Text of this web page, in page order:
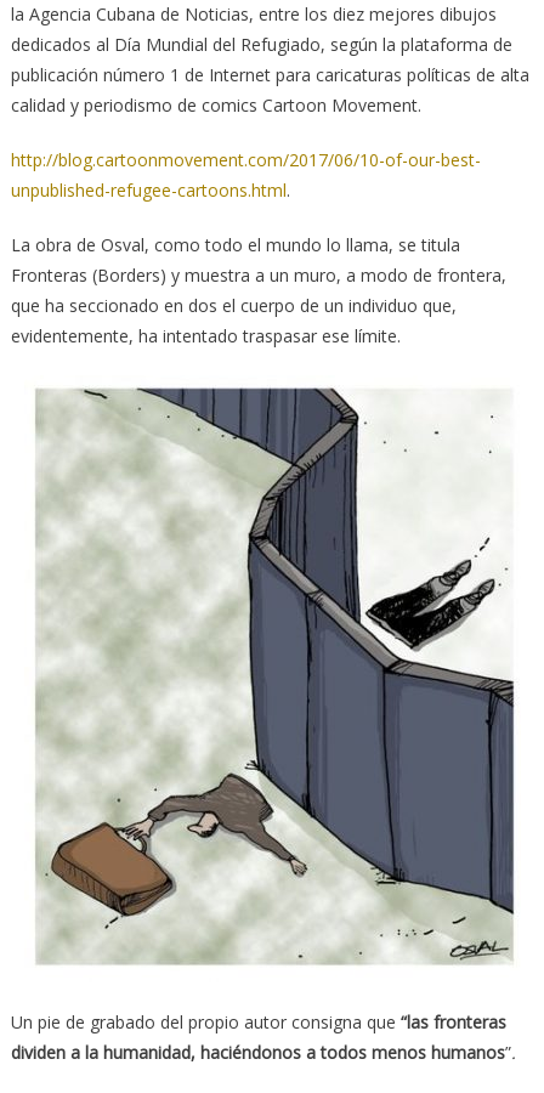
la Agencia Cubana de Noticias, entre los diez mejores dibujos
dedicados al Día Mundial del Refugiado, según la plataforma de
publicación número 1 de Internet para caricaturas políticas de alta
calidad y periodismo de comics Cartoon Movement.
http://blog.cartoonmovement.com/2017/06/10-of-our-best-
unpublished-refugee-cartoons.html.
La obra de Osval, como todo el mundo lo llama, se titula
Fronteras (Borders) y muestra a un muro, a modo de frontera,
que ha seccionado en dos el cuerpo de un individuo que,
evidentemente, ha intentado traspasar ese límite.
Un pie de grabado del propio autor consigna que “las fronteras
dividen a la humanidad, haciéndonos a todos menos humanos”.